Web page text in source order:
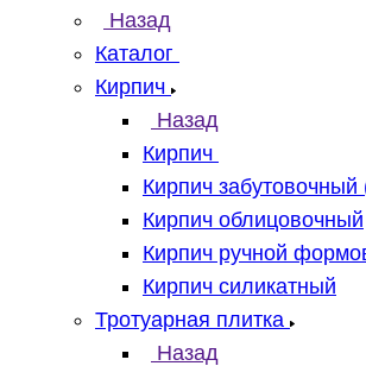
Назад
Каталог
Кирпич
Назад
Кирпич
Кирпич забутовочный
Кирпич облицовочный
Кирпич ручной
Кирпич силикатный
Тротуарная плитка
Назад